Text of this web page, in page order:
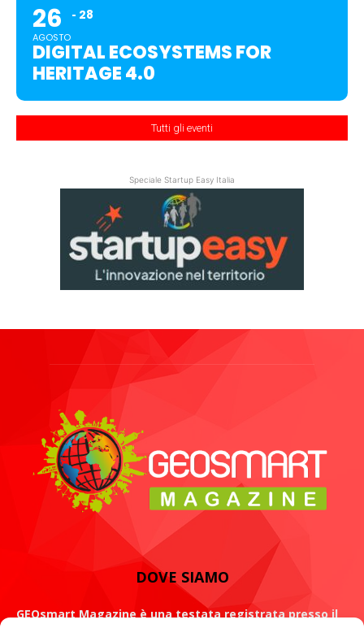
26
AGOSTO
28
DIGITAL ECOSYSTEMS FOR
HERITAGE 4.0
Tutti gli eventi
Speciale Startup Easy Italia
DOVE SIAMO
GEOsmart Magazine è una testata registrata presso il